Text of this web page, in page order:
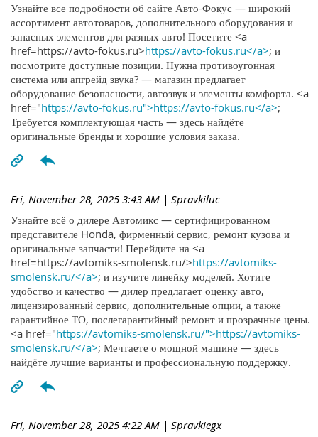
Узнайте все подробности об сайте Авто-Фокус — широкий
ассортимент автотоваров, дополнительного оборудования и
запасных элементов для разных авто! Посетите <a
href=https://avto-fokus.ru>https://avto-fokus.ru</a>; и
посмотрите доступные позиции. Нужна противоугонная
система или апгрейд звука? — магазин предлагает
оборудование безопасности, автозвук и элементы комфорта. <a
href="https://avto-fokus.ru">https://avto-fokus.ru</a>;
Требуется комплектующая часть — здесь найдёте
оригинальные бренды и хорошие условия заказа.
Fri, November 28, 2025 3:43 AM | Spravkiluc
Узнайте всё о дилере Автомикс — сертифицированном
представителе Honda, фирменный сервис, ремонт кузова и
оригинальные запчасти! Перейдите на <a
href=https://avtomiks-smolensk.ru/>https://avtomiks-
smolensk.ru/</a>; и изучите линейку моделей. Хотите
удобство и качество — дилер предлагает оценку авто,
лицензированный сервис, дополнительные опции, а также
гарантийное ТО, послегарантийный ремонт и прозрачные цены.
<a href="https://avtomiks-smolensk.ru/">https://avtomiks-
smolensk.ru/</a>; Мечтаете о мощной машине — здесь
найдёте лучшие варианты и профессиональную поддержку.
Fri, November 28, 2025 4:22 AM | Spravkiegx